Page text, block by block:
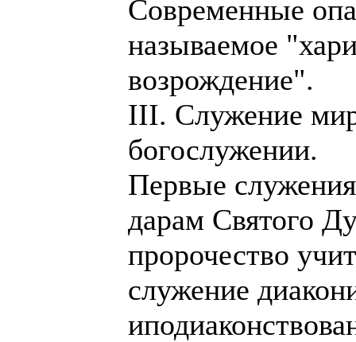
Современные
называемое
возрождение".
III. Служение
богослужении.
Первые
дарам Святого
пророчество
служение